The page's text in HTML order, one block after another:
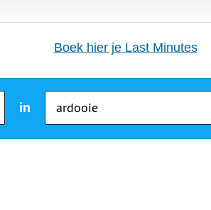
Boek hier je Last Minutes
in